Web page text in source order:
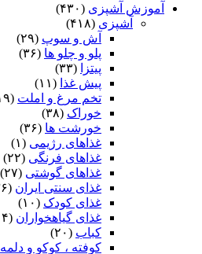
آموزش آشپزی (۴۳۰)
آشپزی (۴۱۸)
آش و سوپ (۲۹)
پلو و چلو ها (۳۶)
پیتزا
(۳۳)
پیش غذا (۱۱)
تخم مرغ و املت (۱۹)
خوراک (۳۸)
خورشت ها (۳۶)
غذاهای رژیمی (۱)
غذاهای فرنگی (۲۲)
غذاهای گوشتی (۲۷)
غذای سنتی ایران (۳۶)
غذای کودک (۱۰)
غذای گیاهخواران (۱۴)
کباب (۲۰)
کوفته ، کوکو و دلمه